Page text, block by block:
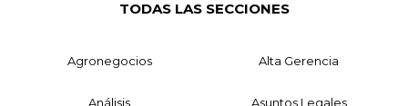
TODAS LAS SECCIONES
Agronegocios Alta Gerencia
Análisis Asuntos Legales